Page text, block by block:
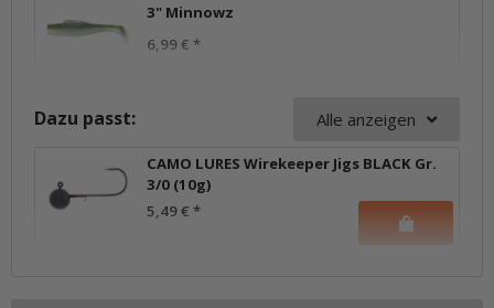
3" Minnowz
6,99 € *
Dazu passt: Alle anzeigen
CAMO LURES Wirekeeper Jigs BLACK Gr.
3/0 (10g)
5,49 € *